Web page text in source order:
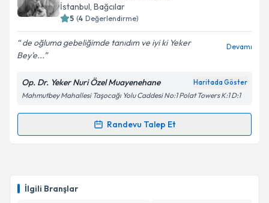
İlgili Branşlar
E-posta Adresiniz
Kişisel verilerimin işlenmesine ilişkin
Metni'ni okudum ve kişisel verilerimin belirtilen
kapsamda işlenmesini kabul ediyorum.
Takvim Talebini Gönder
İstanbul, Bağcılar
5 (4 Değerlendirme)
de oğluma gebeliğimde tanıdım ve iyi ki Yeker
Bey'e...
Devamı
Op. Dr. Yeker Nuri Özel Muayenehane Haritada Göster
Mahmutbey Mahallesi Taşocağı Yolu Caddesi No:1 Polat Towers K:1 D:1
Randevu Talep Et
Randevu Takvimi Talebi
takvim hazırlandığında e-posta ile bilgilendireceğiz.